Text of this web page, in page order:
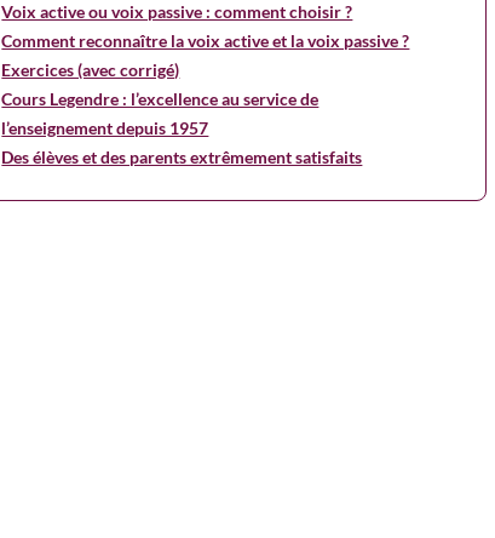
Voix active ou voix passive : comment choisir ?
Comment reconnaître la voix active et la voix passive ?
Exercices (avec corrigé)
Cours Legendre : l’excellence au service de
l’enseignement depuis 1957
Des élèves et des parents extrêmement satisfaits